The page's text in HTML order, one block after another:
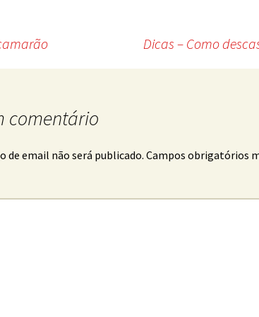
Dicas – Como
comentário
de email não será publicado. Campos obrigatórios